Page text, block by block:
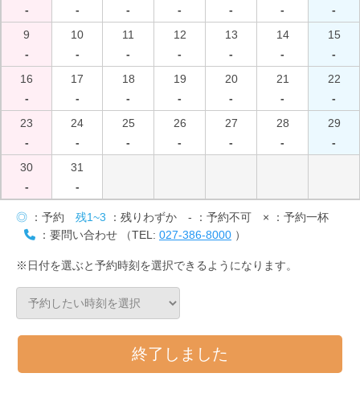
-
-
-
-
-
-
-
9
-
10
-
11
-
12
-
13
-
14
-
15
-
16
-
17
-
18
-
19
-
20
-
21
-
22
-
23
-
24
-
25
-
26
-
27
-
28
-
29
-
30
-
31
-
◎ ：予約 残1~3 ：残りわずか - ：予約不可 × ：予約一杯
：要問い合わせ （TEL: 027-386-8000 ）
※日付を選ぶと予約時刻を選択できるようになります。
終了しました